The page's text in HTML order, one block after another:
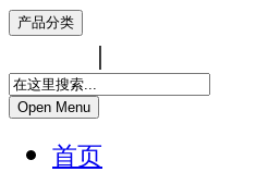
产品分类
|
Open Menu
首页